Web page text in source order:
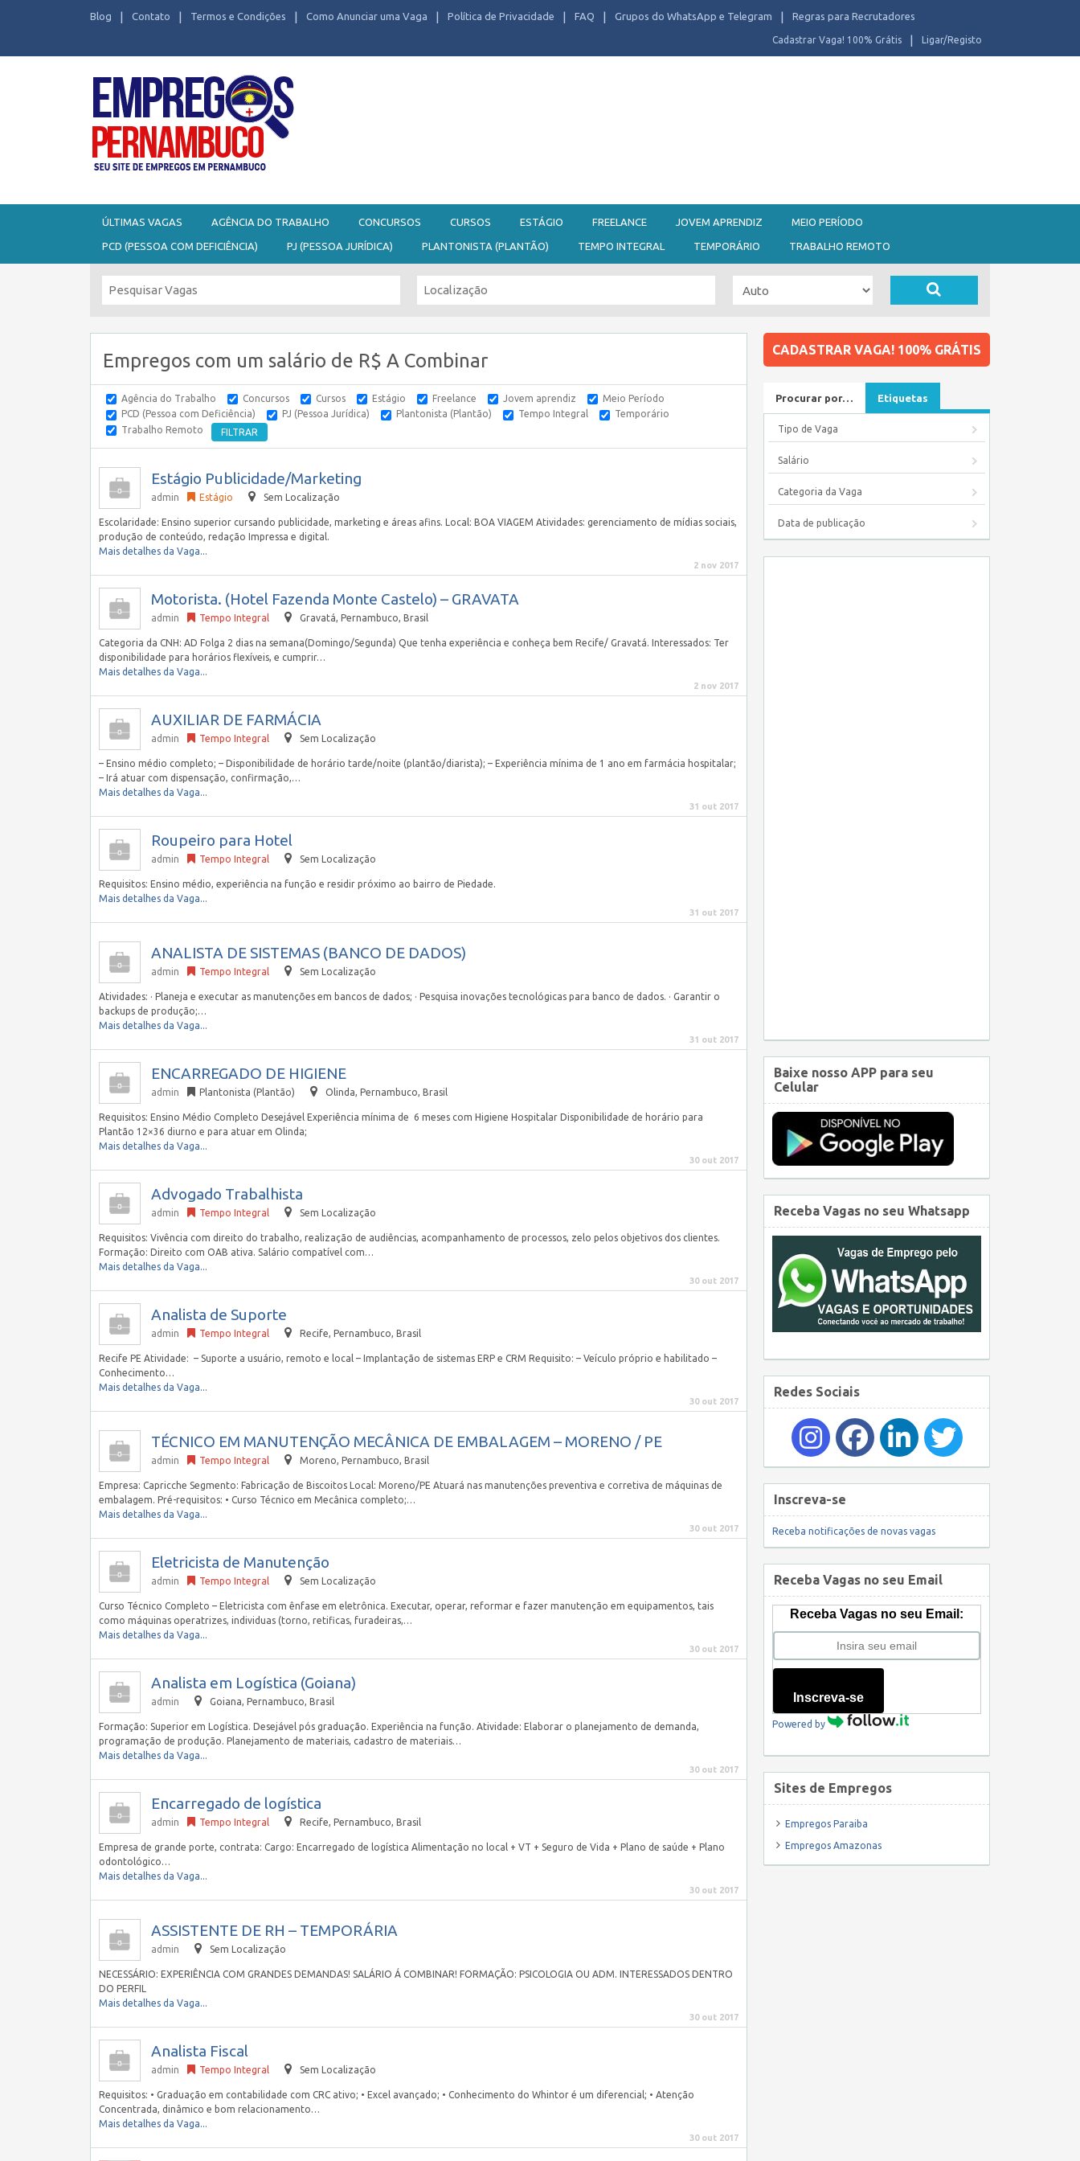
Blog Contato Termos e Condições Como Anunciar uma Vaga Política de Privacidade FAQ Grupos do WhatsApp e Telegram Regras para Recrutadores
Ligar/Registo
Cadastrar Vaga! 100% Grátis
ÚLTIMAS VAGAS AGÊNCIA DO TRABALHO CONCURSOS CURSOS ESTÁGIO FREELANCE JOVEM APRENDIZ MEIO PERÍODO
PCD (PESSOA COM DEFICIÊNCIA) PJ (PESSOA JURÍDICA) PLANTONISTA (PLANTÃO) TEMPO INTEGRAL TEMPORÁRIO TRABALHO REMOTO
Empregos com um salário de R$ A Combinar
Agência do Trabalho Concursos Cursos Estágio Freelance Jovem aprendiz
Meio Período
PCD (Pessoa com Deficiência)
PJ (Pessoa Jurídica) Plantonista (Plantão) Tempo Integral
Temporário
Trabalho Remoto
Estágio Publicidade/Marketing
admin Estágio Sem Localização
Escolaridade: Ensino superior cursando publicidade, marketing e áreas afins. Local: BOA VIAGEM Atividades: gerenciamento de mídias sociais,
produção de conteúdo, redação Impressa e digital.
Mais detalhes da Vaga...
2 nov 2017
Motorista. (Hotel Fazenda Monte Castelo) – GRAVATA
admin Tempo Integral Gravatá, Pernambuco, Brasil
Categoria da CNH: AD Folga 2 dias na semana(Domingo/Segunda) Que tenha experiência e conheça bem Recife/ Gravatá. Interessados: Ter
disponibilidade para horários flexíveis, e cumprir…
Mais detalhes da Vaga...
2 nov 2017
AUXILIAR DE FARMÁCIA
admin Tempo Integral Sem Localização
– Ensino médio completo; – Disponibilidade de horário tarde/noite (plantão/diarista); – Experiência mínima de 1 ano em farmácia hospitalar;
– Irá atuar com dispensação, confirmação,…
Mais detalhes da Vaga...
31 out 2017
Roupeiro para Hotel
admin Tempo Integral Sem Localização
Requisitos: Ensino médio, experiência na função e residir próximo ao bairro de Piedade.
Mais detalhes da Vaga...
31 out 2017
ANALISTA DE SISTEMAS (BANCO DE DADOS)
admin Tempo Integral Sem Localização
Atividades: · Planeja e executar as manutenções em bancos de dados; · Pesquisa inovações tecnológicas para banco de dados. · Garantir o
backups de produção;…
Mais detalhes da Vaga...
31 out 2017
ENCARREGADO DE HIGIENE
admin Plantonista (Plantão) Olinda, Pernambuco, Brasil
Requisitos: Ensino Médio Completo Desejável Experiência mínima de 6 meses com Higiene Hospitalar Disponibilidade de horário para
Plantão 12×36 diurno e para atuar em Olinda;
Mais detalhes da Vaga...
30 out 2017
Advogado Trabalhista
admin Tempo Integral Sem Localização
Requisitos: Vivência com direito do trabalho, realização de audiências, acompanhamento de processos, zelo pelos objetivos dos clientes.
Formação: Direito com OAB ativa. Salário compatível com…
Mais detalhes da Vaga...
30 out 2017
Analista de Suporte
admin Tempo Integral Recife, Pernambuco, Brasil
Recife PE Atividade: – Suporte a usuário, remoto e local – Implantação de sistemas ERP e CRM Requisito: – Veículo próprio e habilitado –
Conhecimento…
Mais detalhes da Vaga...
30 out 2017
TÉCNICO EM MANUTENÇÃO MECÂNICA DE EMBALAGEM – MORENO / PE
admin Tempo Integral Moreno, Pernambuco, Brasil
Empresa: Capricche Segmento: Fabricação de Biscoitos Local: Moreno/PE Atuará nas manutenções preventiva e corretiva de máquinas de
embalagem. Pré-requisitos: • Curso Técnico em Mecânica completo;…
Mais detalhes da Vaga...
30 out 2017
Eletricista de Manutenção
admin Tempo Integral Sem Localização
Curso Técnico Completo – Eletricista com ênfase em eletrônica. Executar, operar, reformar e fazer manutenção em equipamentos, tais
como máquinas operatrizes, individuas (torno, retificas, furadeiras,…
Mais detalhes da Vaga...
30 out 2017
Analista em Logística (Goiana)
admin Goiana, Pernambuco, Brasil
Formação: Superior em Logística. Desejável pós graduação. Experiência na função. Atividade: Elaborar o planejamento de demanda,
programação de produção. Planejamento de materiais, cadastro de materiais…
Mais detalhes da Vaga...
30 out 2017
Encarregado de logística
admin Tempo Integral Recife, Pernambuco, Brasil
Empresa de grande porte, contrata: Cargo: Encarregado de logística Alimentação no local + VT + Seguro de Vida + Plano de saúde + Plano
odontológico…
Mais detalhes da Vaga...
30 out 2017
ASSISTENTE DE RH – TEMPORÁRIA
admin Sem Localização
NECESSÁRIO: EXPERIÊNCIA COM GRANDES DEMANDAS! SALÁRIO Á COMBINAR! FORMAÇÃO: PSICOLOGIA OU ADM. INTERESSADOS DENTRO
DO PERFIL
Mais detalhes da Vaga...
30 out 2017
Analista Fiscal
admin Tempo Integral Sem Localização
Requisitos: • Graduação em contabilidade com CRC ativo; • Excel avançado; • Conhecimento do Whintor é um diferencial; • Atenção
Concentrada, dinâmico e bom relacionamento…
Mais detalhes da Vaga...
30 out 2017
CADASTRAR VAGA! 100% GRÁTIS
Procurar por… Etiquetas
Tipo de Vaga
Salário
Categoria da Vaga
Data de publicação
Baixe nosso APP para seu
Celular
Receba Vagas no seu Whatsapp
Redes Sociais
Inscreva-se
Receba notificações de novas vagas
Receba Vagas no seu Email
Receba Vagas no seu Email:
Inscreva-se
Powered by
Sites de Empregos
Empregos Paraiba
Empregos Amazonas